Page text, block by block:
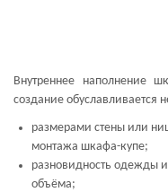
Внутреннее наполнение
создание обуславливается
размерами стены или
монтажа шкафа-купе;
разновидность одежды
объёма;